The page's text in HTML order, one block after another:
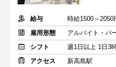
給与
時給1500～
雇用形態
アルバイト・パ
シフト
週1日以上 1日3
アクセス
新高島駅